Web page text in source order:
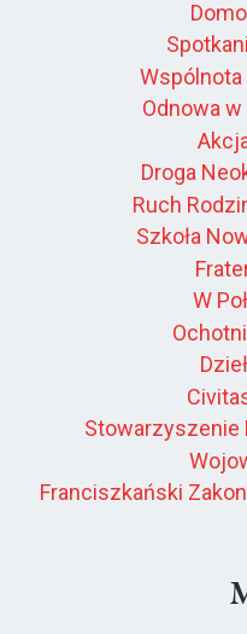
Odnowa
Droga
Ruch
Szkoła
W
Stowarzyszenie
Franciszkański